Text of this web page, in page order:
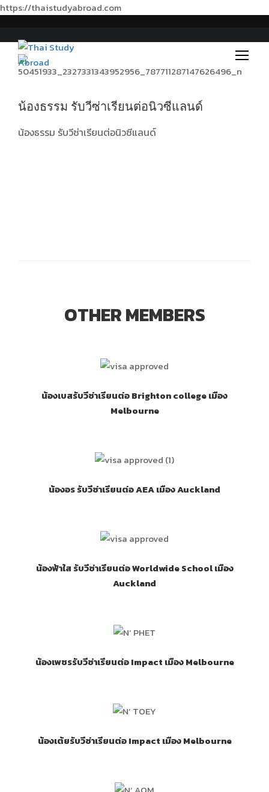
https://thaistudyabroad.com
น้องธรรม รับวีซ่าเรียนต่อนิวซีแลนด์
น้องธรรม รับวีซ่าเรียนต่อนิวซีแลนด์
OTHER MEMBERS
น้องเบสรับวีซ่าเรียนต่อ Brighton college เมือง
Melbourne
น้องอร รับวีซ่าเรียนต่อ AEA เมือง Auckland
น้องฟ้าใส รับวีซ่าเรียนต่อ Worldwide School เมือง
Auckland
น้องเพชรรับวีซ่าเรียนต่อ Impact เมือง Melbourne
น้องเต้ยรับวีซ่าเรียนต่อ Impact เมือง Melbourne